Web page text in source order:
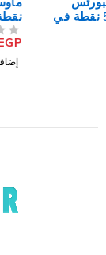
نقطة في البوصة P-11